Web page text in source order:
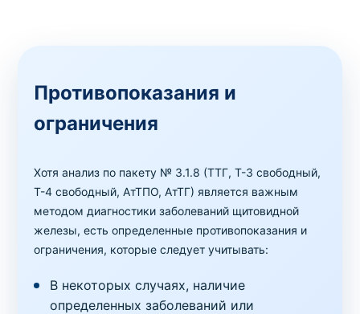
Противопоказания и
ограничения
Хотя анализ по пакету № 3.1.8 (ТТГ, Т-3 свободный,
Т-4 свободный, АтТПО, АтТГ) является важным
методом диагностики заболеваний щитовидной
железы, есть определенные противопоказания и
ограничения, которые следует учитывать:
В некоторых случаях, наличие
определенных заболеваний или